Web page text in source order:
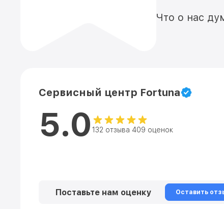
Что о нас
Сервисный центр Fortuna
5.0 132 отзыва 409 оценок
Поставьте нам оценку Оставить